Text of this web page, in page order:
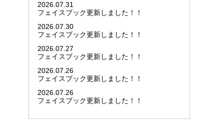
2026.07.31
フェイスブック更新しました！！
2026.07.30
フェイスブック更新しました！！
2026.07.27
フェイスブック更新しました！！
2026.07.26
フェイスブック更新しました！！
2026.07.26
フェイスブック更新しました！！